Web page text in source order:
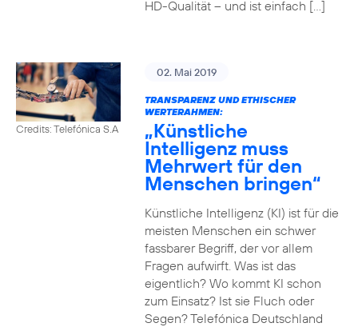
HD-Qualität – und ist einfach […]
Credits: Telefónica S.A
02. Mai 2019
TRANSPARENZ UND ETHISCHER
WERTERAHMEN:
„Künstliche
Intelligenz muss
Mehrwert für den
Menschen bringen“
Künstliche Intelligenz (KI) ist für die
meisten Menschen ein schwer
fassbarer Begriff, der vor allem
Fragen aufwirft. Was ist das
eigentlich? Wo kommt KI schon
zum Einsatz? Ist sie Fluch oder
Segen? Telefónica Deutschland